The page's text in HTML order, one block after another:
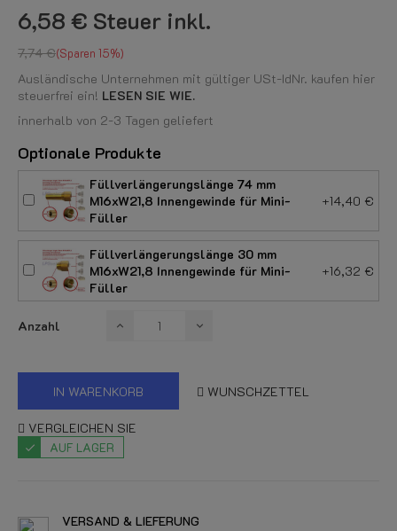
6,58 € Steuer inkl.
7,74 € Sparen 15%
Ausländische Unternehmen mit gültiger USt-IdNr. kaufen hier
steuerfrei ein! LESEN SIE WIE.
innerhalb von 2-3 Tagen geliefert
Optionale Produkte
Füllverlängerungslänge 74 mm
M16xW21,8 Innengewinde für Mini-
Füller
+14,40 €
Füllverlängerungslänge 30 mm
M16xW21,8 Innengewinde für Mini-
Füller
+16,32 €
Anzahl
IN WARENKORB WUNSCHZETTEL
VERGLEICHEN SIE
AUF LAGER
VERSAND & LIEFERUNG